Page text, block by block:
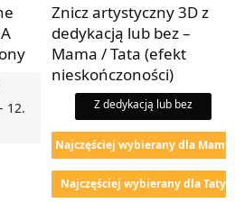
12.
Znicz artystyczny 3D z
dedykacją lub bez –
Mama / Tata (efekt
nieskończoności)
Z dedykacją lub bez
Najczęściej wybierany dla Mamy
Najczęściej wybierany dla Taty